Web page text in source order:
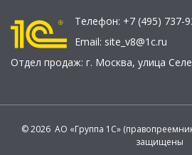
Телефон: +7 (495) 737-
Email: site_v8@1c.ru
Отдел продаж: г. Москва, улица
© 2026 АО «Группа 1С»
защищены